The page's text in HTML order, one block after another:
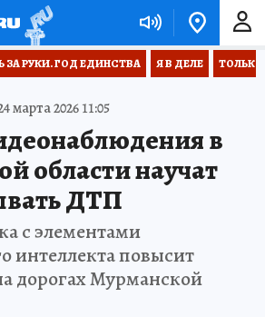
ЗА РУКИ. ГОД ЕДИНСТВА Я В ДЕЛЕ ТОЛЬКО
марта 2026 11:05
в
области научат
ДТП
с элементами
интеллекта повысит
дорогах Мурманской